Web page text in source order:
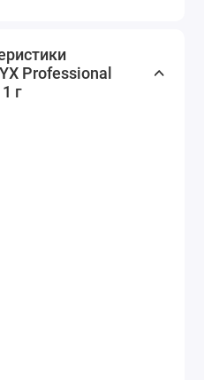
Professional
г